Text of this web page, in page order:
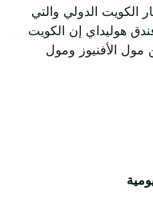
الكويت الدولي والتي
هوليداي إن الكويت
الأفنيوز ومول